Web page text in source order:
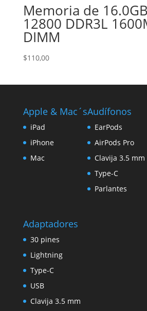
Memoria de
12800 DDR3L
DIMM
$110,00
Apple & Mac´s
iPad
iPhone
Mac
Audífonos
EarPods
AirPods Pro
Clavija 3.5 mm
Type-C
Parlantes
Adaptadores
30 pines
Lightning
Type-C
USB
Clavija 3.5 mm